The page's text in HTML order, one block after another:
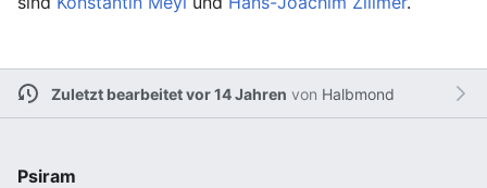
Zuletzt bearbeitet vor 14 Jahren von Halbmond
Psiram